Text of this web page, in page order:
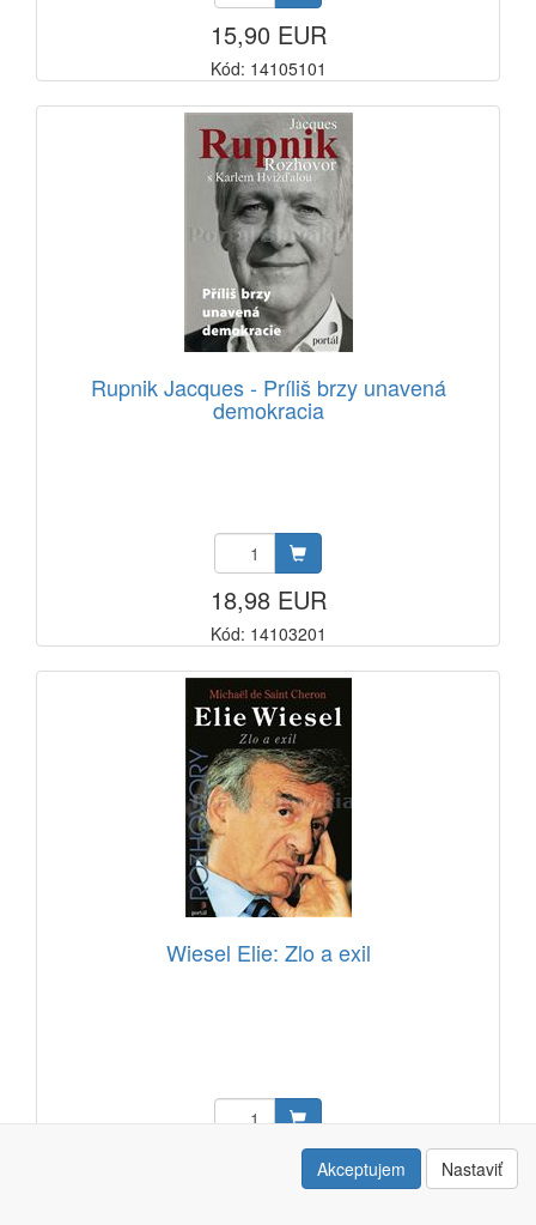
15,90 EUR
Kód: 14105101
Rupnik Jacques - Príliš brzy unavená
demokracia
18,98 EUR
Kód: 14103201
Wiesel Elie: Zlo a exil
11,19 EURAkceptujem Nastaviť